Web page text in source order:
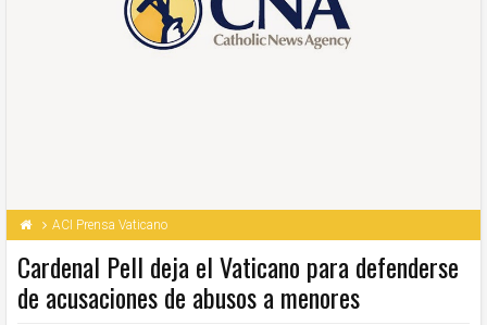
ACI Prensa Vaticano
Cardenal Pell deja el Vaticano para defenderse
de acusaciones de abusos a menores